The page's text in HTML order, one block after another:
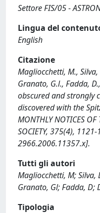
Settore FIS/05 -
Lingua del
English
Citazione
Magliocchetti, M.,
Granato, G.l., Fadda,
obscured and strongly
discovered with the
MONTHLY NOTICES OF
SOCIETY, 375(4),
2966.2006.11357.x].
Tutti gli autori
Magliocchetti, M; Silva,
Granato, Gl; Fadda, D;
Tipologia